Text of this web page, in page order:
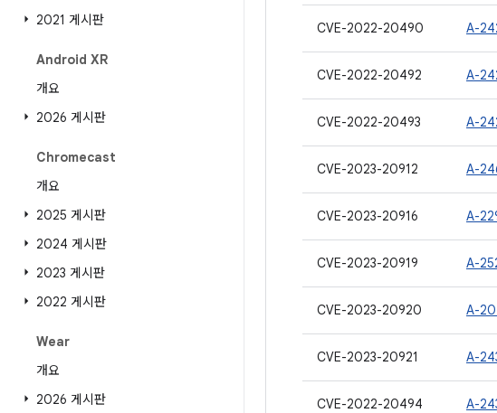
2021 게시판
Android XR
개요
2026 게시판
Chromecast
개요
2025 게시판
2024 게시판
2023 게시판
2022 게시판
Wear
개요
2026 게시판
CVE-2022-20490 A-
CVE-2022-20492 A-
CVE-2022-20493 A-
CVE-2023-20912 A-
CVE-2023-20916 A-
CVE-2023-20919 A-
CVE-2023-20920 A-
CVE-2023-20921 A-
CVE-2022-20494 A-